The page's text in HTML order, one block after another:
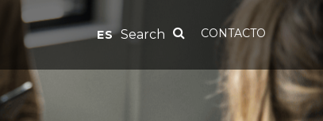
ES Search CONTACTO